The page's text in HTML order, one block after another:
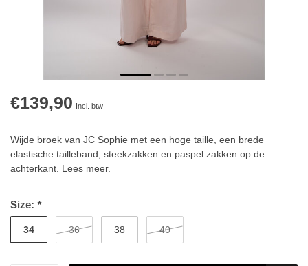
€139,90 Incl. btw
Wijde broek van JC Sophie met een hoge taille, een brede
elastische tailleband, steekzakken en paspel zakken op de
achterkant. Lees meer.
Size: *
34 36 38 40